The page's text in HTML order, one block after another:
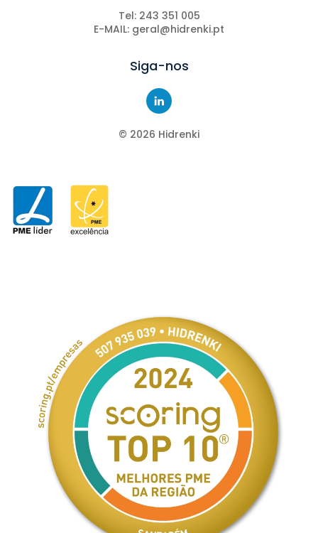
Tel: 243 351 005
E-MAIL: geral@hidrenki.pt
Siga-nos
© 2026 Hidrenki